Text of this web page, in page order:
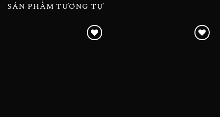
SẢN PHẨM TƯƠNG TỰ